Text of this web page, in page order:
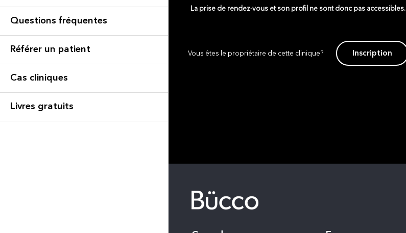
Questions fréquentes
Référer un patient
Cas cliniques
Livres gratuits
La prise de rendez-vous et son profil ne sont donc pas accessibles.
Vous êtes le propriétaire de cette clinique? Inscription